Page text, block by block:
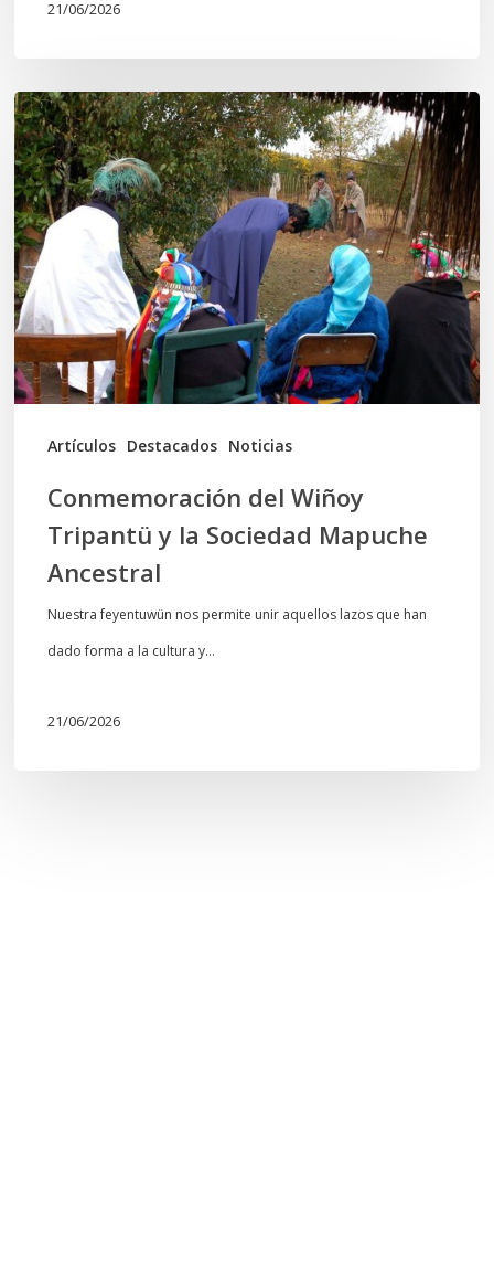
21/06/2026
Artículos Destacados Noticias
Conmemoración
del
Wiñoy
Tripantü
y
la
Sociedad
Mapuche
Ancestral
Conmemoración del Wiñoy
Tripantü y la Sociedad Mapuche
Ancestral
Nuestra feyentuwün nos permite unir aquellos lazos que han
dado forma a la cultura y…
21/06/2026